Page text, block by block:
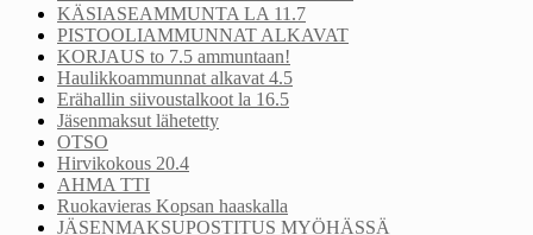
KÄSIASEAMMUNTA LA 11.7
PISTOOLIAMMUNNAT ALKAVAT
KORJAUS to 7.5 ammuntaan!
Haulikkoammunnat alkavat 4.5
Erähallin siivoustalkoot la 16.5
Jäsenmaksut lähetetty
OTSO
Hirvikokous 20.4
AHMA TTI
Ruokavieras Kopsan haaskalla
JÄSENMAKSUPOSTITUS MYÖHÄSSÄ